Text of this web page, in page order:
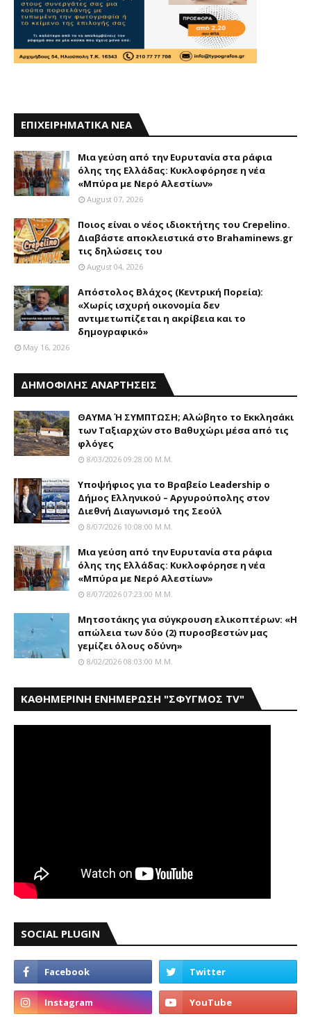
ΕΠΙΧΕΙΡΗΜΑΤΙΚΑ ΝΕΑ
Mια γεύση από την Eυρυτανία στα ράφια
όλης της Ελλάδας: Κυκλοφόρησε η νέα
«Μπύρα με Nερό Aλεστίων»
August 07, 2026
Ποιος είναι ο νέος ιδιοκτήτης του Crepelino.
Διαβάστε αποκλειστικά στο Brahaminews.gr
τις δηλώσεις του
August 04, 2026
Απόστολος Βλάχος (Κεντρική Πορεία):
«Χωρίς ισχυρή οικονομία δεν
αντιμετωπίζεται η ακρίβεια και το
δημογραφικό»
May 16, 2026
ΔΗΜΟΦΙΛΗΣ ΑΝΑΡΤΗΣΕΙΣ
ΘΑΥΜΑ Ή ΣΥΜΠΤΩΣΗ; Aλώβητο το Eκκλησάκι
των Tαξιαρχών στο Bαθυχώρι μέσα από τις
φλόγες
8/03/2026 09:28:00 Μ.μ.
Yποψήφιος για το Bραβείο Leadership ο
Δήμος Ελληνικού – Αργυρούπολης στον
Διεθνή Διαγωνισμό της Σεούλ
8/07/2026 10:08:00 Μ.μ.
Mια γεύση από την Eυρυτανία στα ράφια
όλης της Ελλάδας: Κυκλοφόρησε η νέα
«Μπύρα με Nερό Aλεστίων»
8/07/2026 07:23:00 Μ.μ.
Μητσοτάκης για σύγκρουση ελικοπτέρων: «Η
απώλεια των δύο (2) πυροσβεστών μας
γεμίζει όλους οδύνη»
8/02/2026 08:03:00 Μ.μ.
ΚΑΘΗΜΕΡΙΝΗ ΕΝΗΜΕΡΩΣΗ "ΣΦΥΓΜΟΣ TV"
SOCIAL PLUGIN